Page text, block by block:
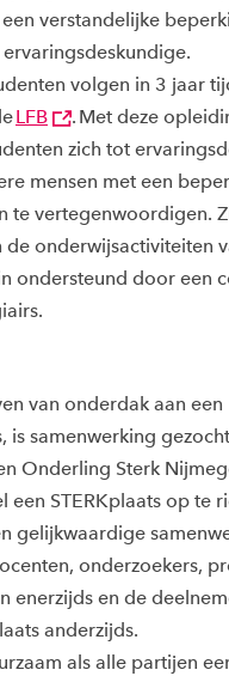
verstandelijke
volgen in 3 jaar
LFB . Met deze
zich tot
mensen met een
te vertegenwoordigen.
de onderwijsactiviteiten
ondersteund door een
van onderdak aan een
is samenwerking gezocht
Onderling Sterk
een STERKplaats op te
gelijkwaardige
onderzoekers,
enerzijds en de
anderzijds.
als alle partijen